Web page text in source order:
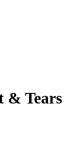
& Tears